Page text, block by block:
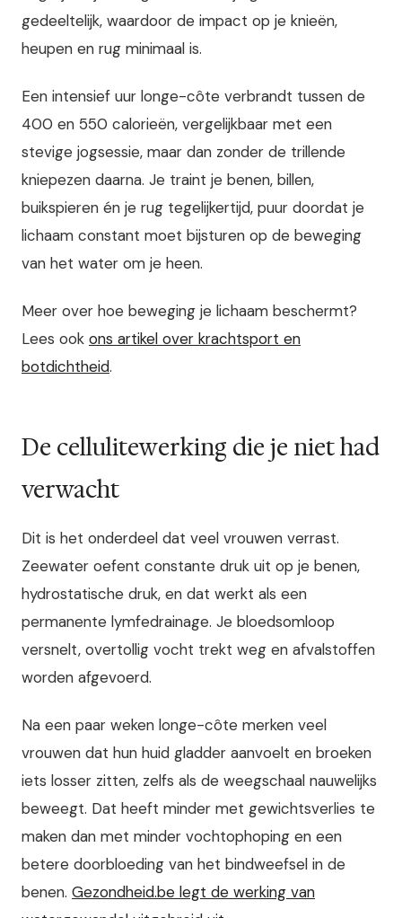
gedeeltelijk, waardoor de impact op je knieën,
heupen en rug minimaal is.
Een intensief uur longe-côte verbrandt tussen de
400 en 550 calorieën, vergelijkbaar met een
stevige jogsessie, maar dan zonder de trillende
kniepezen daarna. Je traint je benen, billen,
buikspieren én je rug tegelijkertijd, puur doordat je
lichaam constant moet bijsturen op de beweging
van het water om je heen.
Meer over hoe beweging je lichaam beschermt?
Lees ook ons artikel over krachtsport en
botdichtheid.
De cellulitewerking die je niet had
verwacht
Dit is het onderdeel dat veel vrouwen verrast.
Zeewater oefent constante druk uit op je benen,
hydrostatische druk, en dat werkt als een
permanente lymfedrainage. Je bloedsomloop
versnelt, overtollig vocht trekt weg en afvalstoffen
worden afgevoerd.
Na een paar weken longe-côte merken veel
vrouwen dat hun huid gladder aanvoelt en broeken
iets losser zitten, zelfs als de weegschaal nauwelijks
beweegt. Dat heeft minder met gewichtsverlies te
maken dan met minder vochtophoping en een
betere doorbloeding van het bindweefsel in de
benen. Gezondheid.be legt de werking van